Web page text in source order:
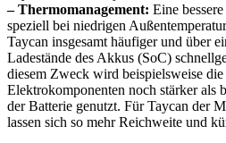
– Thermomanagement: Eine
speziell bei niedrigen
Taycan insgesamt häufiger und über
Ladestände des Akkus (SoC)
diesem Zweck wird beispielsweise
Elektrokomponenten noch stärker als
der Batterie genutzt. Für Taycan der
lassen sich so mehr Reichweite und